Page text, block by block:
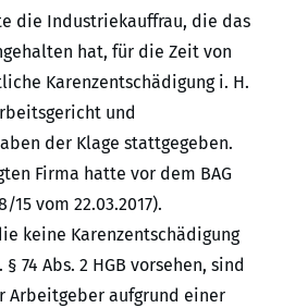
die Industriekauffrau, die das
hat, für die Zeit von
Karenzentschädigung i. H.
und
der Klage stattgegeben.
Firma hatte vor dem BAG
15 vom 22.03.2017).
keine Karenzentschädigung
§ 74 Abs. 2 HGB vorsehen, sind
Arbeitgeber aufgrund einer